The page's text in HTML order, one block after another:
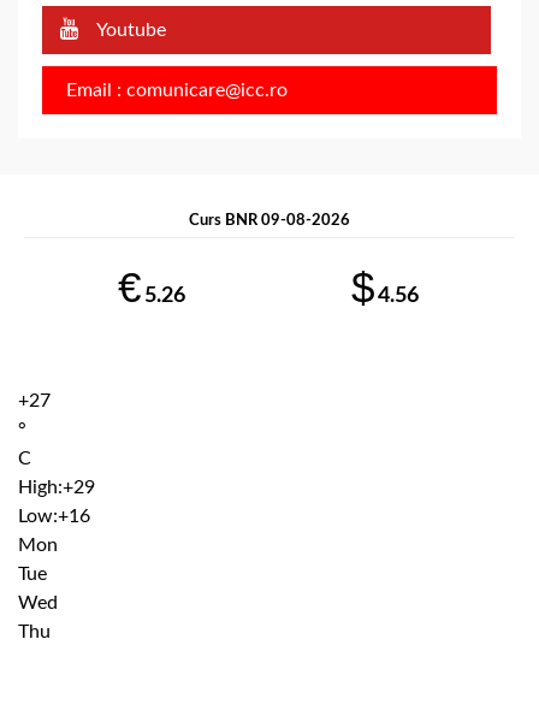
Youtube
Email : comunicare@icc.ro
Curs BNR 09-08-2026
€ 5.26 $4.56
+27
°
C
High:+29
Low:+16
Mon
Tue
Wed
Thu